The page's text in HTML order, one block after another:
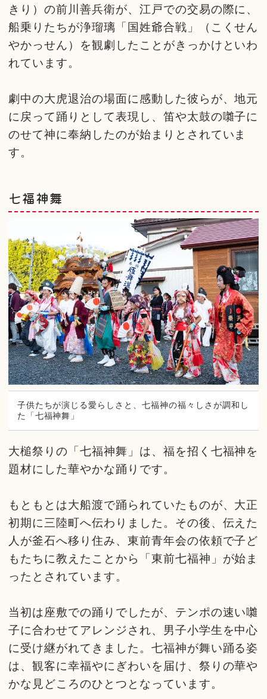
きり）の前川善兵衛が、江戸での交易の際に、
船乗りたちが浄瑠璃「国姓爺合戦」（こくせん
やかっせん）を観劇したことがきっかけといわ
れています。
劇中の大虎退治の場面に感動した彼らが、地元
に戻って踊りとして表現し、笛や太鼓の囃子に
のせて神に奉納したのが始まりとされていま
す。
七福神舞
子供たちが演じる愛らしさと、七福神の福々しさが調和し
た「七福神舞」
大槌祭りの「七福神舞」は、福を招く七福神を
題材にした華やかな踊りです。
もともとは大船渡で踊られていたものが、大正
初期に三陸町へ伝わりました。その後、伝えた
人が釜石へ移り住み、東前青年会の依頼で子ど
もたちに教えたことから「東前七福神」が始ま
ったとされています。
当初は座敷での踊りでしたが、テンポの速い囃
子に合わせてアレンジされ、男子小学生を中心
に受け継がれてきました。七福神が舞い踊る姿
は、観客に幸福やにぎわいを届け、祭りの華や
かな見どころのひとつとなっています。